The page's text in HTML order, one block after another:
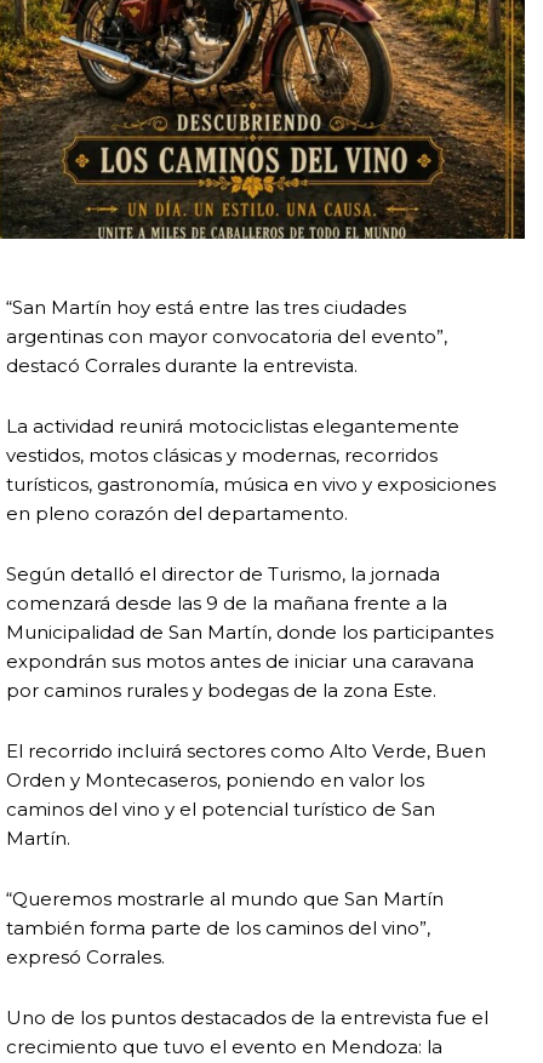
“San Martín hoy está entre las tres ciudades
argentinas con mayor convocatoria del evento”,
destacó Corrales durante la entrevista.
La actividad reunirá motociclistas elegantemente
vestidos, motos clásicas y modernas, recorridos
turísticos, gastronomía, música en vivo y exposiciones
en pleno corazón del departamento.
Según detalló el director de Turismo, la jornada
comenzará desde las 9 de la mañana frente a la
Municipalidad de San Martín, donde los participantes
expondrán sus motos antes de iniciar una caravana
por caminos rurales y bodegas de la zona Este.
El recorrido incluirá sectores como Alto Verde, Buen
Orden y Montecaseros, poniendo en valor los
caminos del vino y el potencial turístico de San
Martín.
“Queremos mostrarle al mundo que San Martín
también forma parte de los caminos del vino”,
expresó Corrales.
Uno de los puntos destacados de la entrevista fue el
crecimiento que tuvo el evento en Mendoza: la